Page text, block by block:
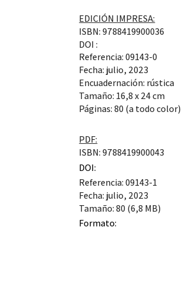
EDICIÓN IMPRESA:
ISBN: 9788419900036
DOI :
Referencia: 09143-0
Fecha: julio, 2023
Encuadernación: rústica
Tamaño: 16,8 x 24 cm
Páginas: 80 (a todo color)
PDF:
ISBN: 9788419900043
DOI:
Referencia: 09143-1
Fecha: julio, 2023
Tamaño: 80 (6,8 MB)
Formato: